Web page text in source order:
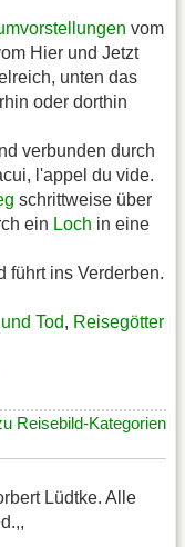
vom
Hier und Jetzt
unten das
oder dorthin
verbunden durch
l'appel du vide.
schrittweise über
ein Loch in eine
führt ins Verderben.
Tod, Reisegötter
Reisebild-Kategorien
Lüdtke. Alle